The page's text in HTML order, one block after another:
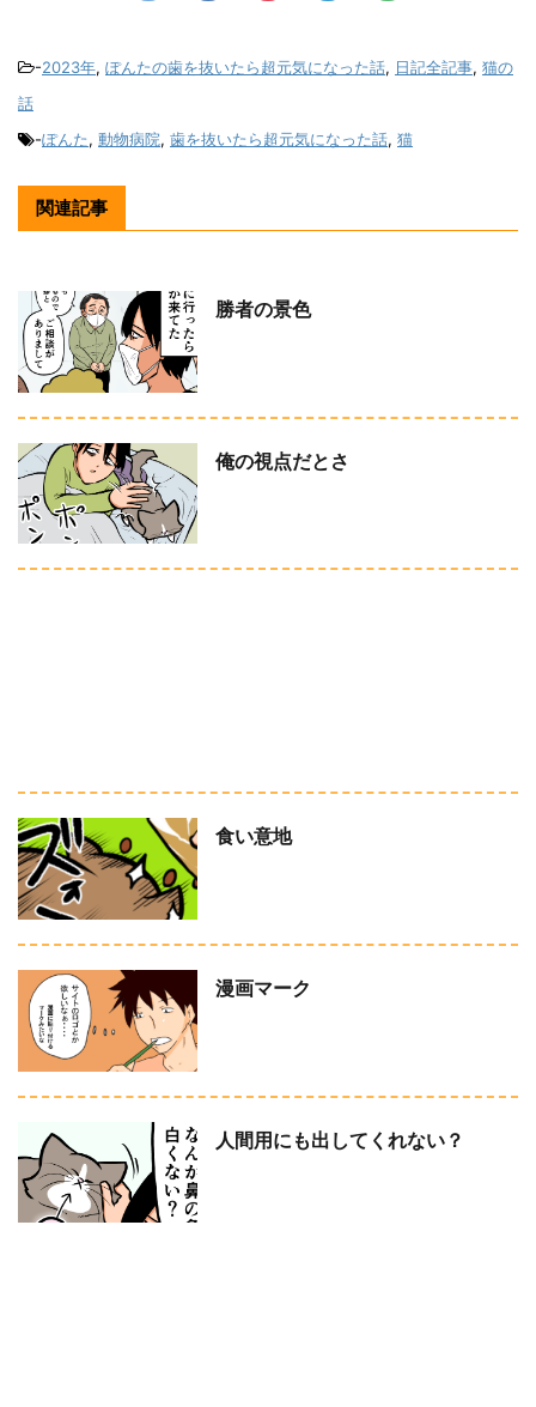
-2023年, ぽんたの歯を抜いたら超元気になった話, 日記全記事, 猫の
話
-ぽんた, 動物病院, 歯を抜いたら超元気になった話, 猫
関連記事
勝者の景色
俺の視点だとさ
食い意地
漫画マーク
人間用にも出してくれない？